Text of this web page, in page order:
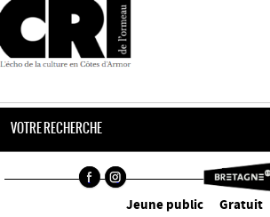
VOTRE RECHERCHE
Jeune public Gratuit